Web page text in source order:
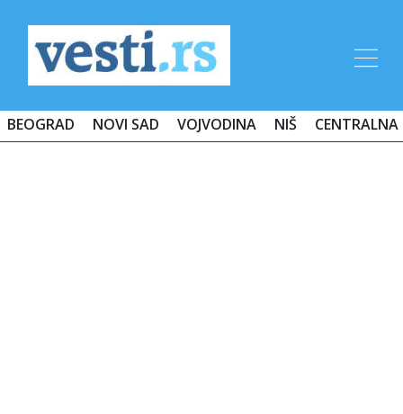
BEOGRAD NOVI SAD VOJVODINA NIŠ CENTRALNA